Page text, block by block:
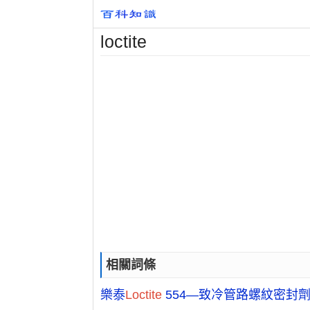
loctite
相關詞條
樂泰Loctite 554—致冷管路螺紋密封